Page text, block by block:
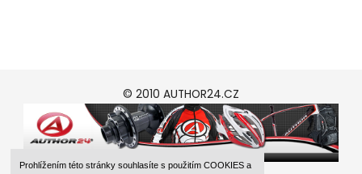
Prohlížením této stránky souhlasíte s použitím COOKIES a
© 2010 AUTHOR24.CZ